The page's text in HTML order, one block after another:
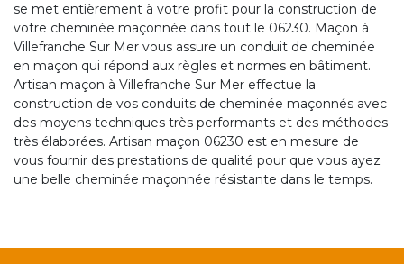
se met entièrement à votre profit pour la construction de
votre cheminée maçonnée dans tout le 06230. Maçon à
Villefranche Sur Mer vous assure un conduit de cheminée
en maçon qui répond aux règles et normes en bâtiment.
Artisan maçon à Villefranche Sur Mer effectue la
construction de vos conduits de cheminée maçonnés avec
des moyens techniques très performants et des méthodes
très élaborées. Artisan maçon 06230 est en mesure de
vous fournir des prestations de qualité pour que vous ayez
une belle cheminée maçonnée résistante dans le temps.